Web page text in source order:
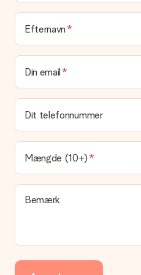
Leveringstid,
leveringsomkostninger
Kan jeg vælge en
Det er ikke muligt at vælge en
Hvad er leveringstiden, og
Leveringstiden findes på
at vores postfirma leverer din
Hvilke leveringsmuligheder
I øjeblikket er det ikke (endnu)
leveringsindstilling. Den gave,
en pakke eller som postkasse
hvilken måde din ordre sendes
Vi tilbyder følgende
Efternavn
Din email
Dit telefonnummer
Mængde (10+)
Bemærk